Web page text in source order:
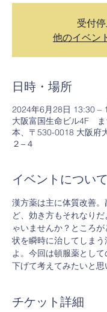
受付
他のイベン
日時・場所
2024年6月28日 13:30 –
大阪富国生命ビル4F ま
本、〒530-0018 大阪府
２−４
イベントについて
漢方薬は主に体質改善
ど、効き方もそれなり
ゃいませんか？ところ
状を瞬時に治してしま
よ。今回は頓服薬とし
下げて考えてみたいと思
チケット詳細